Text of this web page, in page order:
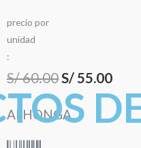
precio por
unidad
:
S/60.00El
precio
S/55.00El
ALHONGA